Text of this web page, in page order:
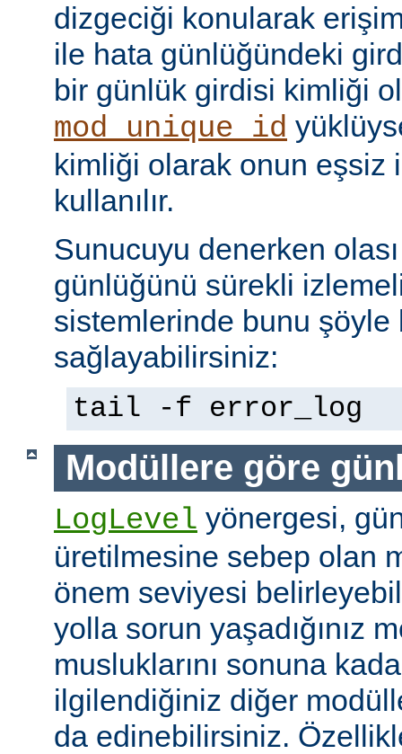
dizgeciği konularak
ile hata günlüğündeki
bir günlük girdisi kimliği
mod_unique_id
kimliği olarak onun eşsiz
kullanılır.
Sunucuyu denerken
günlüğünü sürekli
sistemlerinde bunu şöyle
sağlayabilirsiniz:
tail -f error_log
Modüllere göre
LogLevel yönergesi,
üretilmesine sebep olan
önem seviyesi
yolla sorun yaşadığınız
musluklarını sonuna
ilgilendiğiniz diğer
da edinebilirsiniz.